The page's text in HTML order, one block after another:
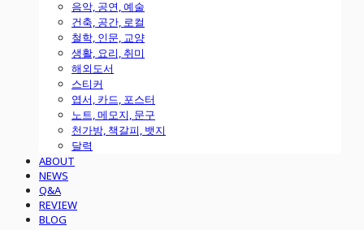
음악, 공연, 예술
건축, 공간, 로컬
철학, 인문, 교양
생활, 요리, 취미
해외도서
스티커
엽서, 카드, 포스터
노트, 메모지, 문구
천가방, 책갈피, 뱃지
달력
ABOUT
NEWS
Q&A
REVIEW
BLOG